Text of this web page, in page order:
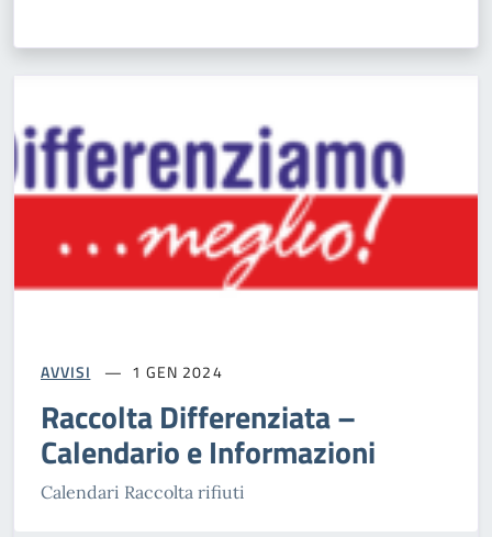
AVVISI 1 GEN 2024
Raccolta Differenziata –
Calendario e Informazioni
Calendari Raccolta rifiuti